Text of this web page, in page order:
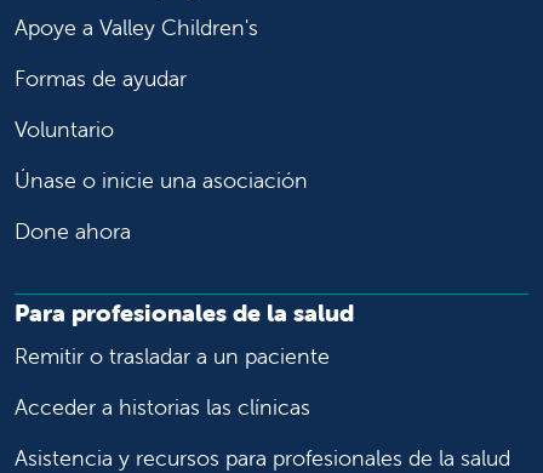
Apoye a Valley Children's
Formas de ayudar
Voluntario
Únase o inicie una asociación
Done ahora
Para profesionales de la salud
Remitir o trasladar a un paciente
Acceder a historias las clínicas
Asistencia y recursos para profesionales de la salud